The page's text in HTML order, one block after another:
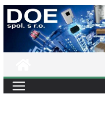
Přeskočit
na